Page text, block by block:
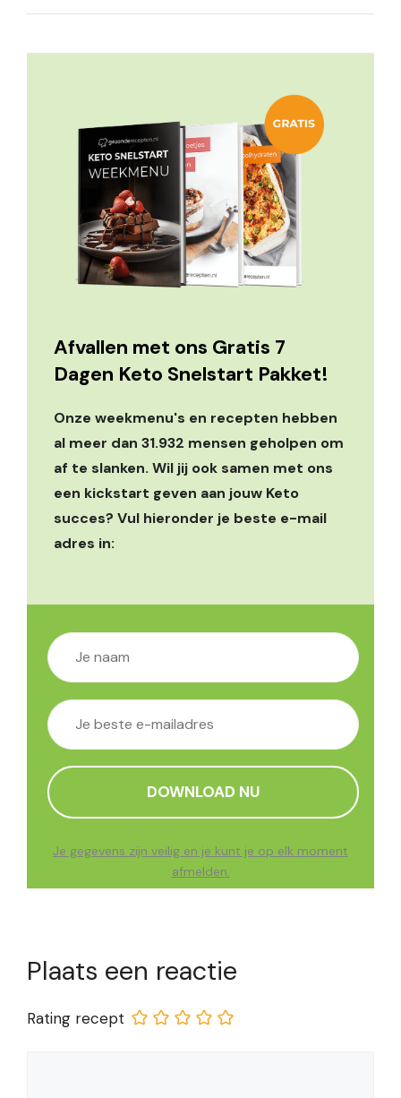
Afvallen met ons Gratis 7
Dagen Keto Snelstart Pakket!
Onze weekmenu's en recepten hebben
al meer dan 31.932 mensen geholpen om
af te slanken. Wil jij ook samen met ons
een kickstart geven aan jouw Keto
succes? Vul hieronder je beste e-mail
adres in:
Je gegevens zijn veilig en je kunt je op elk moment
afmelden.
Plaats een reactie
Rating recept